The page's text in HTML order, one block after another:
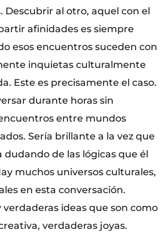
Descubrir al otro, aquel con el
afinidades es siempre
esos encuentros suceden con
inquietas culturalmente
Este es precisamente el caso.
durante horas sin
entre mundos
Sería brillante a la vez que
dudando de las lógicas que él
muchos universos culturales,
en esta conversación.
verdaderas ideas que son como
verdaderas joyas.